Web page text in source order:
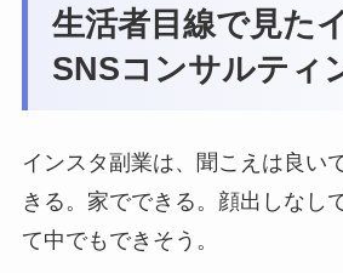
生活者目線で見た
SNSコンサルティ
インスタ副業は、聞こえは良い
きる。家でできる。顔出しなし
て中でもできそう。